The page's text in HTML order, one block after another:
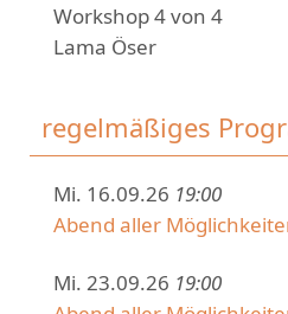
Workshop 4 von 4
Lama Öser
regelmäßiges
Mi. 16.09.26 19:00
Abend aller
Mi. 23.09.26 19:00